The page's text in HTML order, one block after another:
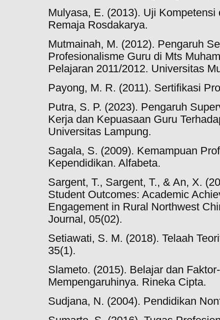
Mulyasa, E. (2013). Uji
Remaja Rosdakarya.
Mutmainah, M. (2012). Pengaruh
Profesionalisme Guru di Mts
Pelajaran 2011/2012. Universitas
Payong, M. R. (2011). Sertifikasi
Putra, S. P. (2023). Pengaruh
Kerja dan Kepuasaan Guru
Universitas Lampung.
Sagala, S. (2009). Kemampuan
Kependidikan. Alfabeta.
Sargent, T., Sargent, T., & An, X.
Student Outcomes: Academic
Engagement in Rural Northwest
Journal, 05(02).
Setiawati, S. M. (2018). Telaah
35(1).
Slameto. (2015). Belajar dan
Mempengaruhinya. Rineka Cipta.
Sudjana, N. (2004). Pendidikan